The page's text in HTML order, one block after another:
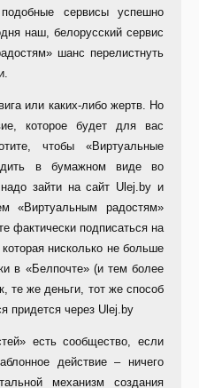
сервисы успешно
наш, белорусский сервис
шанс перелистнуть
или каких-либо жертв. Но
которое будет для вас
чтобы «Виртуальные
в бумажном виде во
зайти на сайт Ulej.by и
«Виртуальным радостям»
фактически подписаться на
нисколько не больше
в «Белпочте» (и тем более
те же деньги, тот же способ
придется через Ulej.by
есть сообщество, если
действие – ничего
механизм создания